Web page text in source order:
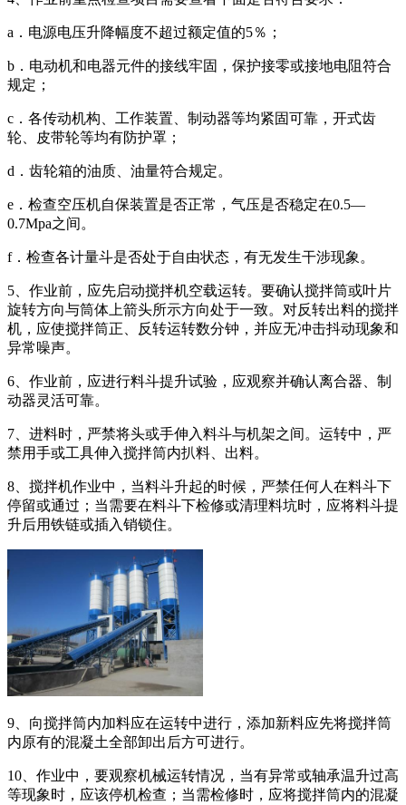
a．电源电压升降幅度不超过额定值的5％；
b．电动机和电器元件的接线牢固，保护接零或接地电阻符合
规定；
c．各传动机构、工作装置、制动器等均紧固可靠，开式齿
轮、皮带轮等均有防护罩；
d．齿轮箱的油质、油量符合规定。
e．检查空压机自保装置是否正常，气压是否稳定在0.5—
0.7Mpa之间。
f．检查各计量斗是否处于自由状态，有无发生干涉现象。
5、作业前，应先启动搅拌机空载运转。要确认搅拌筒或叶片
旋转方向与筒体上箭头所示方向处于一致。对反转出料的搅拌
机，应使搅拌筒正、反转运转数分钟，并应无冲击抖动现象和
异常噪声。
6、作业前，应进行料斗提升试验，应观察并确认离合器、制
动器灵活可靠。
7、进料时，严禁将头或手伸入料斗与机架之间。运转中，严
禁用手或工具伸入搅拌筒内扒料、出料。
8、搅拌机作业中，当料斗升起的时候，严禁任何人在料斗下
停留或通过；当需要在料斗下检修或清理料坑时，应将料斗提
升后用铁链或插入销锁住。
9、向搅拌筒内加料应在运转中进行，添加新料应先将搅拌筒
内原有的混凝土全部卸出后方可进行。
10、作业中，要观察机械运转情况，当有异常或轴承温升过高
等现象时，应该停机检查；当需检修时，应将搅拌筒内的混凝